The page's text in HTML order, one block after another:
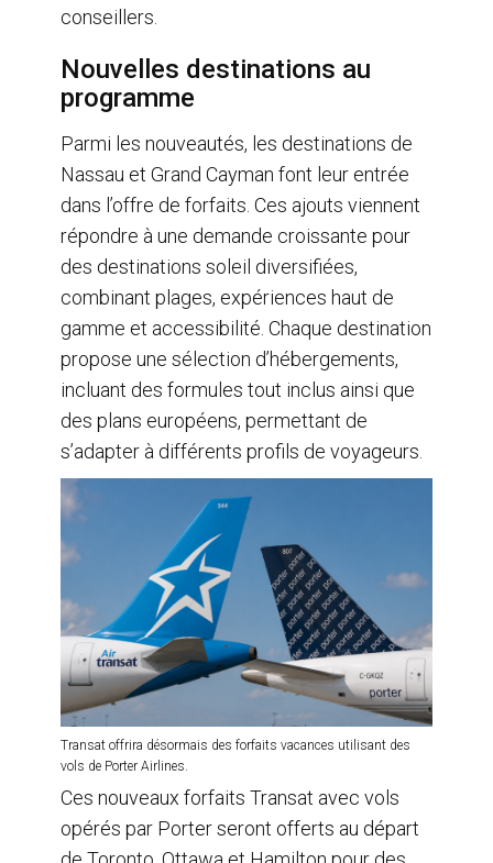
conseillers.
Nouvelles destinations au
programme
Parmi les nouveautés, les destinations de
Nassau et Grand Cayman font leur entrée
dans l’offre de forfaits. Ces ajouts viennent
répondre à une demande croissante pour
des destinations soleil diversifiées,
combinant plages, expériences haut de
gamme et accessibilité. Chaque destination
propose une sélection d’hébergements,
incluant des formules tout inclus ainsi que
des plans européens, permettant de
s’adapter à différents profils de voyageurs.
Transat offrira désormais des forfaits vacances utilisant des
vols de Porter Airlines.
Ces nouveaux forfaits Transat avec vols
opérés par Porter seront offerts au départ